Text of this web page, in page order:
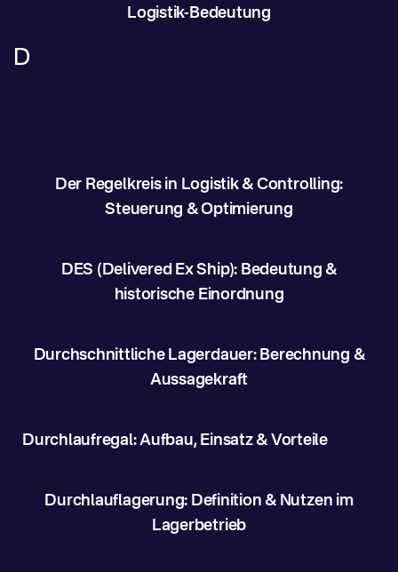
Logistik-Bedeutung
D
Der Regelkreis in Logistik & Controlling:
Steuerung & Optimierung
DES (Delivered Ex Ship): Bedeutung &
historische Einordnung
Durchschnittliche Lagerdauer: Berechnung &
Aussagekraft
Durchlaufregal: Aufbau, Einsatz & Vorteile
Durchlauflagerung: Definition & Nutzen im
Lagerbetrieb